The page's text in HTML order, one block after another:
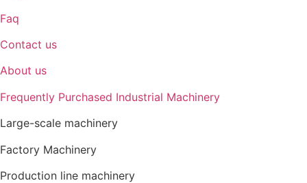
Faq
Contact us
About us
Frequently Purchased Industrial Machinery
Large-scale machinery
Factory Machinery
Production line machinery